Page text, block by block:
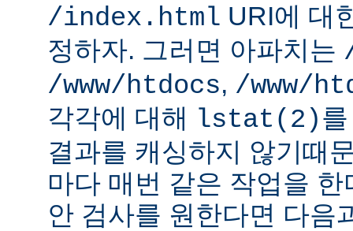
/index.html URI에 대
정하자. 그러면 아파치는
/www/htdocs, /www/
각각에 대해
lstat(2)
결과를 캐싱하지 않기때
마다 매번 같은 작업을
안 검사를 원한다면 다음